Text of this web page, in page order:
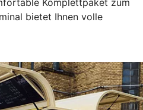
Komplettpaket zum
bietet Ihnen volle